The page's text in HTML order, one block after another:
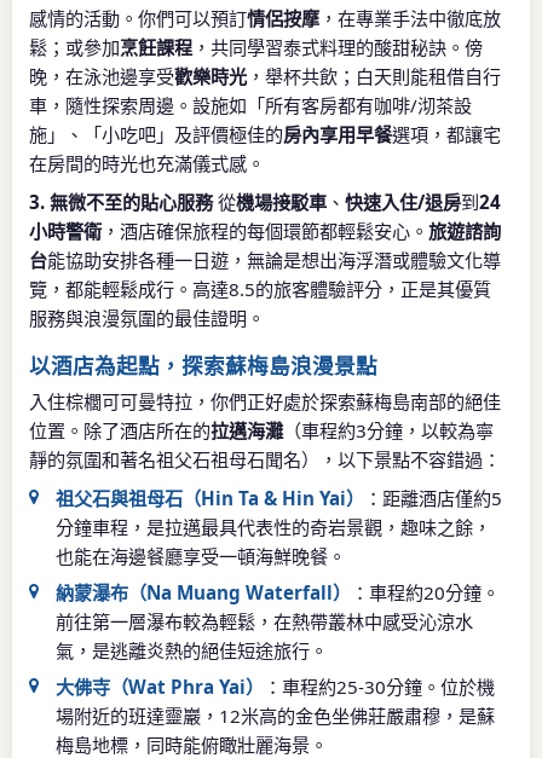
感情的活動。你們可以預訂情侶按摩 ，在專業手法中徹底放
鬆；或參加烹飪課程 ，共同學習泰式料理的酸甜秘訣。傍
晚，在泳池邊享受歡樂時光，舉杯共飲；白天則能租借自行
車，隨性探索周邊。設施如「所有客房都有咖啡/沏茶設
施」、「小吃吧」及評價極佳的房內享用早餐選項，都讓宅
在房間的時光也充滿儀式感。
3. 無微不至的貼心服務從機場接駁車 、 快速入住/退房到24
小時警衛，酒店確保旅程的每個環節都輕鬆安心。 旅遊諮詢
台能協助安排各種一日遊，無論是想出海浮潛或體驗文化導
覽，都能輕鬆成行。高達8.5的旅客體驗評分，正是其優質
服務與浪漫氛圍的最佳證明。
以酒店為起點，探索蘇梅島浪漫景點
入住棕櫚可可曼特拉，你們正好處於探索蘇梅島南部的絕佳
位置。除了酒店所在的拉邁海灘 （車程約3分鐘，以較為寧
靜的氛圍和著名祖父石祖母石聞名），以下景點不容錯過：
祖父石與祖母石（Hin Ta & Hin Yai）
：距離酒店僅約5
分鐘車程，是拉邁最具代表性的奇岩景觀，趣味之餘，
也能在海邊餐廳享受一頓海鮮晚餐。
納蒙瀑布（Na Muang Waterfall）
：車程約20分鐘。
前往第一層瀑布較為輕鬆，在熱帶叢林中感受沁涼水
氣，是逃離炎熱的絕佳短途旅行。
大佛寺（Wat Phra Yai）
：車程約25-30分鐘。位於機
場附近的班達靈巖，12米高的金色坐佛莊嚴肅穆，是蘇
梅島地標，同時能俯瞰壯麗海景。